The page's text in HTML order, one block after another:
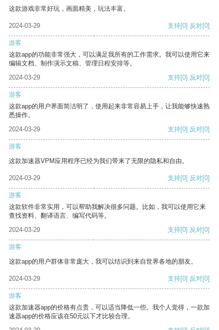
这款游戏非常好玩，画面精美，玩法丰富。
2024-03-29 支持[0] 反对[0]
游客
这款app的功能非常强大，可以满足我所有的工作需求。我可以使用它来
编辑文档、制作演示文稿、管理日程安排等。
2024-03-29
支持[0] 反对[0]
游客
这款app的用户界面简洁明了，使用起来非常容易上手，让我能够快速熟
悉操作。
2024-03-29
支持[0] 反对[0]
游客
这款加速器VPM应用程序已经为我们带来了无限的隐私和自由。
2024-03-29 支持[0] 反对[0]
游客
这款软件非常实用，可以帮助我解决很多问题。比如，我可以使用它来
查找资料、翻译语言、编写代码等。
2024-03-29
支持[0] 反对[0]
游客
这款app的用户群体非常庞大，我可以结识到来自世界各地的朋友。
2024-03-29 支持[0] 反对[0]
游客
这款加速器app的价格有点贵，可以适当降低一些。我个人觉得，一款加
速器app的价格应该在50元以下才比较合理。